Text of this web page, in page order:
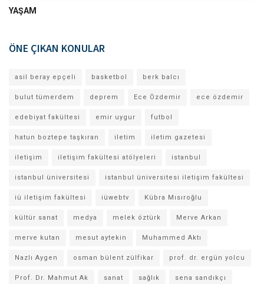
YAŞAM
ÖNE ÇIKAN KONULAR
asil beray epçeli basketbol berk balcı
bulut tümerdem deprem Ece Özdemir ece özdemir
edebiyat fakültesi emir uygur futbol
hatun boztepe taşkıran iletim iletim gazetesi
iletişim iletişim fakültesi atölyeleri istanbul
istanbul üniversitesi istanbul üniversitesi iletişim fakültesi
iü iletişim fakültesi iüwebtv Kübra Mısıroğlu
kültür sanat medya melek öztürk Merve Arkan
merve kutan mesut aytekin Muhammed Aktı
Nazlı Aygen osman bülent zülfikar prof. dr. ergün yolcu
Prof. Dr. Mahmut Ak sanat sağlık sena sandıkçı